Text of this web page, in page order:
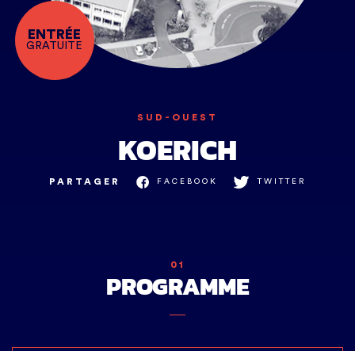
ENTRÉE
GRATUITE
SUD-OUEST
KOERICH
PARTAGER FACEBOOK TWITTER
01
PROGRAMME